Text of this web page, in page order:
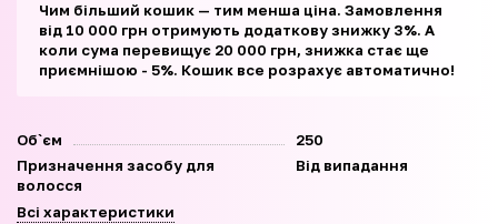
Чим більший кошик — тим менша ціна. Замовлення
від 10 000 грн отримують додаткову знижку 3%. А
коли сума перевищує 20 000 грн, знижка стає ще
приємнішою - 5%. Кошик все розрахує автоматично!
Об`єм
250
Призначення засобу для
волосся
Від випадання
Всі характеристики